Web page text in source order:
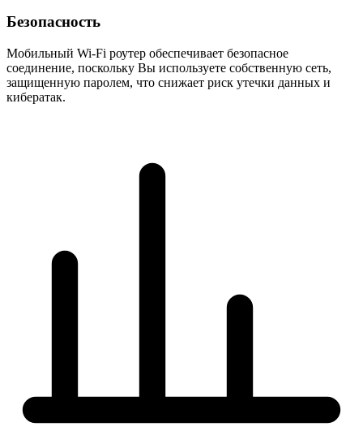
Безопасность
Мобильный Wi-Fi роутер обеспечивает безопасное
соединение, поскольку Вы используете собственную сеть,
защищенную паролем, что снижает риск утечки данных и
кибератак.